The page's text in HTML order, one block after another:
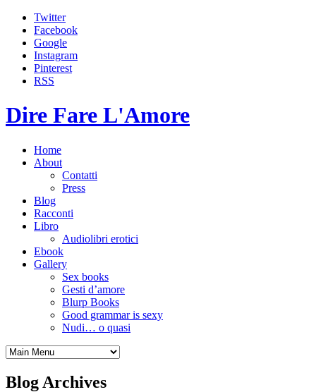
Twitter
Facebook
Google
Instagram
Pinterest
RSS
Dire Fare L'Amore
Home
About
Contatti
Press
Blog
Racconti
Libro
Audiolibri erotici
Ebook
Gallery
Sex books
Gesti d’amore
Blurp Books
Good grammar is sexy
Nudi… o quasi
Blog Archives